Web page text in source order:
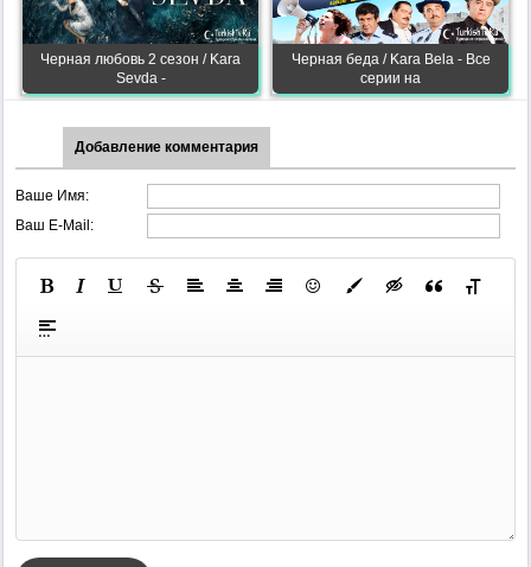
Черная любовь 2 сезон / Kara
Sevda -
Черная беда / Kara Bela - Все
серии на
Добавление комментария
Ваше Имя:
Ваш E-Mail: